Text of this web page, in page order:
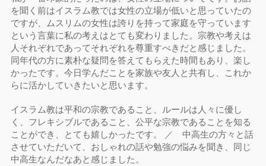
を聞く前はイスラム教では女性の立場が低いと思っていたの
ですが、ムスリムの女性は誇りを持って家庭を守っています
という言葉に私の考えはとても変わりました。宗教や考えは
人それぞれであってそれぞれを尊重すべきだと感じました。
同年代の方に素朴な疑問を答えてもらえた時間もあり、楽し
かったです。今日学んだことを家族や友人と共有し、これか
らに活かしていきたいと思います。
イスラム教は平和の宗教であること、ルールは人々に優し
く、フレキシブルであること、公平な宗教であることを知る
ことができ、とても嬉しかったです。 ／ 中高生の方々と話
させていただいて、おしゃれの話や勉強の悩みを聞き、同じ
中高生なんだなあと感じました。